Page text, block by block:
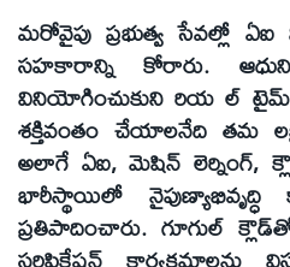
మరోవైపు ప్రభుత్వ సేవల్లో
సహకారాన్ని కోరారు.
వినియోగించుకుని రియ ల్ టైమ్
శక్తివంతం చేయాలనేది తమ
అలాగే ఏఐ, మెషిన్ లెర్నింగ్,
భారీస్థాయిలో
ప్రతిపాదించారు. గూగుల్